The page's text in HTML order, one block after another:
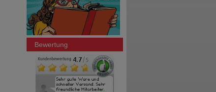
Bewertung